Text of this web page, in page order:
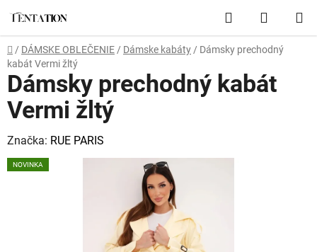
obsah
Hľadať
KOŠÍK
Domov
/ DÁMSKE OBLEČENIE / Dámske kabáty / Dámsky prechodný
kabát Vermi žltý
Dámsky prechodný kabát
Vermi žltý
Značka: RUE PARIS
NOVINKA